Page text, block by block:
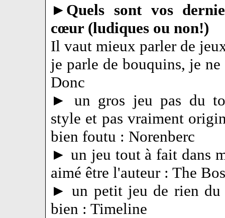
► Quels sont vos
cœur (ludiques ou non!)
Il vaut mieux parler de
je parle de bouquins, je
Donc
► un gros jeu pas du
style et pas vraiment
bien foutu : Norenberc
► un jeu tout à fait dans
aimé être l'auteur : The
► un petit jeu de rien du
bien : Timeline